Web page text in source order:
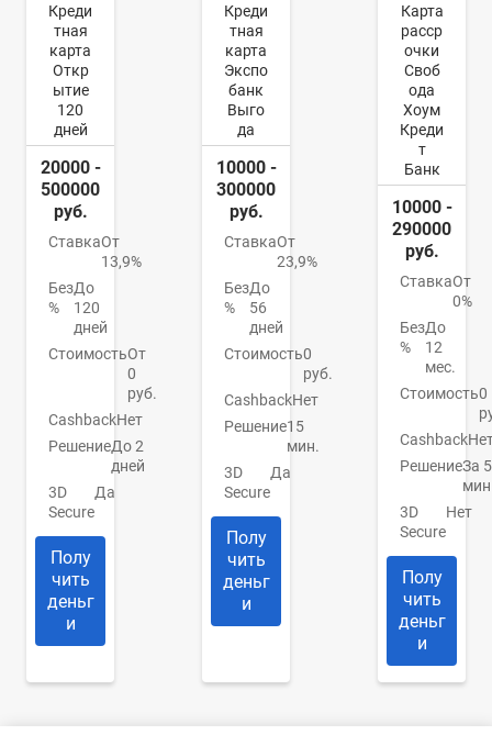
Креди
тная
карта
Откр
ытие
120
дней
20000 -
500000
руб.
СтавкаОт
13,9%
Без
%
До
120
дней
СтоимостьОт
0
руб.
CashbackНет
РешениеДо 2
дней
3D
Secure
Да
Полу
чить
деньг
и
Креди
тная
карта
Экспо
банк
Выго
да
10000 -
300000
руб.
СтавкаОт
23,9%
Без
%
До
56
дней
Стоимость0
руб.
CashbackНет
Решение15
мин.
3D
Secure
Да
Полу
чить
деньг
и
Карта
расср
очки
Своб
ода
Хоум
Креди
т
Банк
10000 -
290000
руб.
СтавкаОт
0%
Без
%
До
12
мес.
Стоимость0
Cashback
РешениеЗа 5
3D
Secure
Нет
Полу
чить
деньг
и